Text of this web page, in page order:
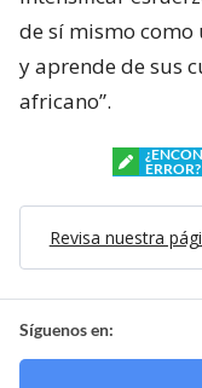
de sí mismo
y aprende de sus
africano”.
ERROR?
Revisa nuestra
Síguenos en: